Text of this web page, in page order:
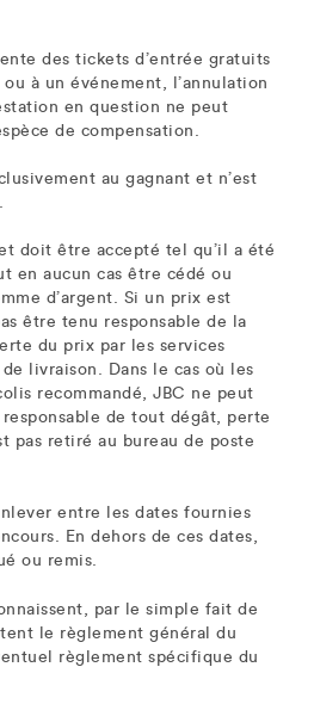
des tickets d’entrée gratuits
à un événement, l’annulation
en question ne peut
de compensation.
au gagnant et n’est
doit être accepté tel qu’il a été
en aucun cas être cédé ou
d’argent. Si un prix est
être tenu responsable de la
du prix par les services
livraison. Dans le cas où les
recommandé, JBC ne peut
de tout dégât, perte
pas retiré au bureau de poste
​entre les ​dates fournies
En dehors de ces dates,
ou remis.
par le simple fait de
le règlement général du
règlement spécifique du